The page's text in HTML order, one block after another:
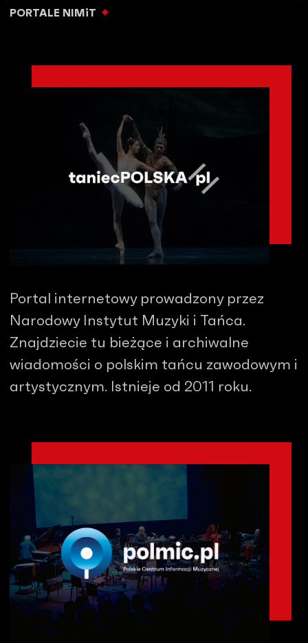
PORTALE NIMiT
Portal internetowy prowadzony przez
Narodowy Instytut Muzyki i Tańca.
Znajdziecie tu bieżące i archiwalne
wiadomości o polskim tańcu zawodowym i
artystycznym. Istnieje od 2011 roku.